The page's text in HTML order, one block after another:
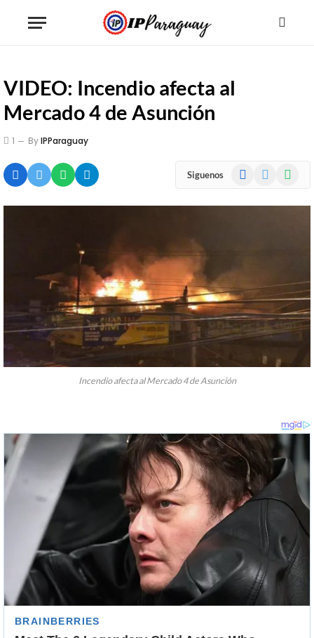
VIDEO: Incendio afecta al
Mercado 4 de Asunción
1 ByIPParaguay
Siguenos Facebook
Incendio afecta al Mercado 4 de Asunción